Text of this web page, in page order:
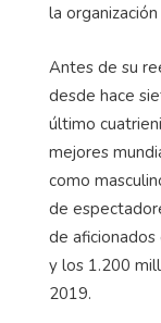
la
Antes de su
desde hace
último
mejores
como
de
de
y los 1.200
2019.